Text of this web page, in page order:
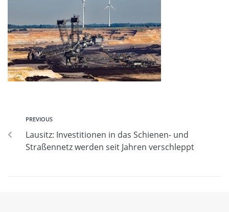
PREVIOUS
Lausitz: Investitionen in das Schienen- und
Straßennetz werden seit Jahren verschleppt